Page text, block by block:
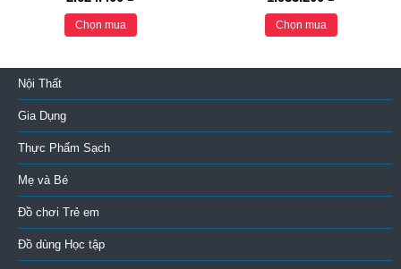
Chọn mua Chọn mua
Nội Thất
Gia Dụng
Thực Phẩm Sạch
Mẹ và Bé
Đồ chơi Trẻ em
Đồ dùng Học tập